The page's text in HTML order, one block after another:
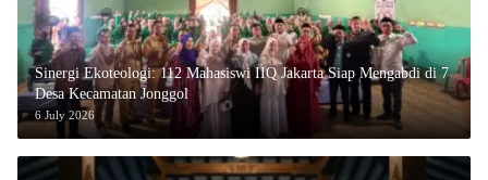
‎Sinergi Ekoteologi: 112 Mahasiswi IIQ Jakarta Siap Mengabdi di 7
Desa Kecamatan Jonggol
6 July 2026